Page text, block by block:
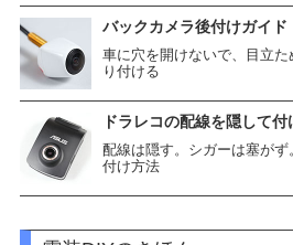
バックカメラ後付けガイド
車に穴を開けないで、目立
り付ける
ドラレコの配線を隠して付
配線は隠す。シガーは塞がず
付け方法